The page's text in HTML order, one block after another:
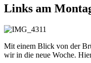
Links am
Mit einem Blick von der
wir in die neue Woche.